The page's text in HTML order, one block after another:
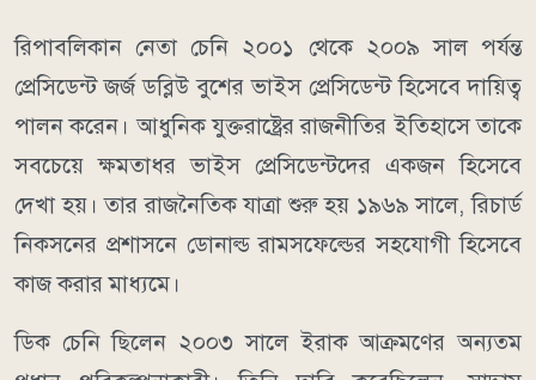
রিপাবলিকান নেতা চেনি ২০০১ থেকে ২০০৯ সাল পর্যন্ত
প্রেসিডেন্ট জর্জ ডব্লিউ বুশের ভাইস প্রেসিডেন্ট হিসেবে দায়িত্ব
পালন করেন। আধুনিক যুক্তরাষ্ট্রের রাজনীতির ইতিহাসে তাকে
সবচেয়ে ক্ষমতাধর ভাইস প্রেসিডেন্টদের একজন হিসেবে
দেখা হয়। তার রাজনৈতিক যাত্রা শুরু হয় ১৯৬৯ সালে, রিচার্ড
নিকসনের প্রশাসনে ডোনাল্ড রামসফেল্ডের সহযোগী হিসেবে
কাজ করার মাধ্যমে।
ডিক চেনি ছিলেন ২০০৩ সালে ইরাক আক্রমণের অন্যতম